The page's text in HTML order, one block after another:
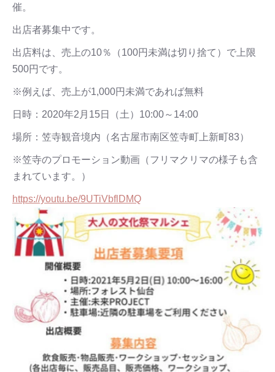
催。
出店者募集中です。
出店料は、売上の10％（100円未満は切り捨て）で上限
500円です。
※例えば、売上が1,000円未満であれば無料
日時：2020年2月15日（土）10:00～14:00
場所：笠寺観音境内（名古屋市南区笠寺町上新町83）
※笠寺のプロモーション動画（フリマクリマの様子も含
まれています。）
https://youtu.be/9UTiVbflDMQ